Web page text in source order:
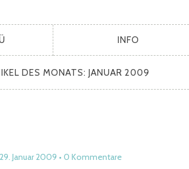
INFO
DES MONATS: JANUAR 2009
29. Januar 2009 0 Kommentare